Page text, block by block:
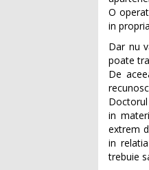
O
in
Dar nu
poate
De
in
extrem
in
trebuie